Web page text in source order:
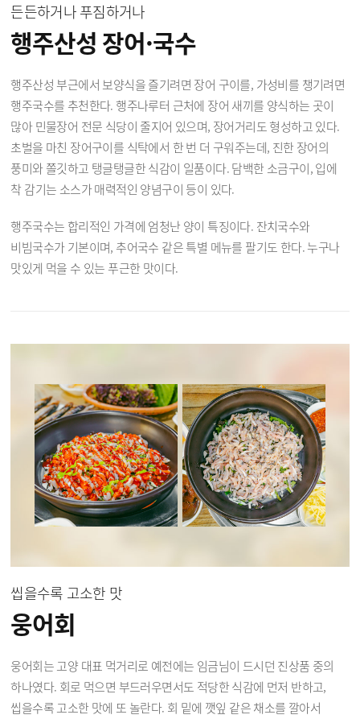
든든하거나 푸짐하거나
행주산성 장어·국수
행주산성 부근에서 보양식을 즐기려면 장어 구이를, 가성비를 챙기려면
행주국수를 추천한다. 행주나루터 근처에 장어 새끼를 양식하는 곳이
많아 민물장어 전문 식당이 줄지어 있으며, 장어거리도 형성하고 있다.
초벌을 마친 장어구이를 식탁에서 한 번 더 구워주는데, 진한 장어의
풍미와 쫄깃하고 탱글탱글한 식감이 일품이다. 담백한 소금구이, 입에
착 감기는 소스가 매력적인 양념구이 등이 있다.
행주국수는 합리적인 가격에 엄청난 양이 특징이다. 잔치국수와
비빔국수가 기본이며, 추어국수 같은 특별 메뉴를 팔기도 한다. 누구나
맛있게 먹을 수 있는 푸근한 맛이다.
씹을수록 고소한 맛
웅어회
웅어회는 고양 대표 먹거리로 예전에는 임금님이 드시던 진상품 중의
하나였다. 회로 먹으면 부드러우면서도 적당한 식감에 먼저 반하고,
씹을수록 고소한 맛에 또 놀란다. 회 밑에 깻잎 같은 채소를 깔아서